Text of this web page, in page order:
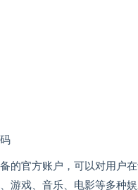
的官方账户，可以对用户
游戏、音乐、电影等多种